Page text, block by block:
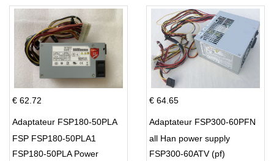
€ 62.72
Adaptateur FSP180-50PLA
FSP FSP180-50PLA1
FSP180-50PLA Power
€ 64.65
Adaptateur FSP300-60PFN
all Han power supply
FSP300-60ATV (pf)